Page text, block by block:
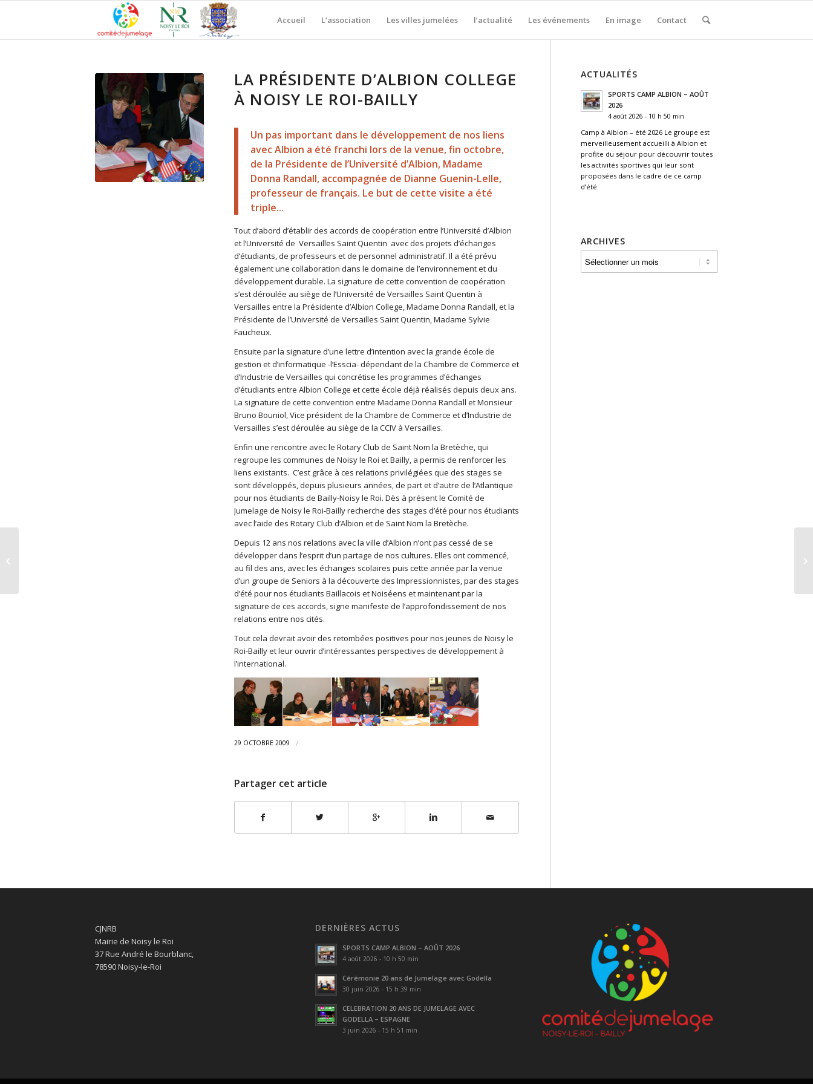
Accueil L’association Les villes jumelées l’actualité Les événements En image Contact
LA PRÉSIDENTE D’ALBION COLLEGE
À NOISY LE ROI-BAILLY
Un pas important dans le développement de nos liens
avec Albion a été franchi lors de la venue, fin octobre,
de la Présidente de l’Université d’Albion, Madame
Donna Randall, accompagnée de Dianne Guenin-Lelle,
professeur de français. Le but de cette visite a été
triple...
Tout d’abord d’établir des accords de coopération entre l’Université d’Albion
et l’Université de Versailles Saint Quentin avec des projets d’échanges
d’étudiants, de professeurs et de personnel administratif. Il a été prévu
également une collaboration dans le domaine de l’environnement et du
développement durable. La signature de cette convention de coopération
s’est déroulée au siège de l’Université de Versailles Saint Quentin à
Versailles entre la Présidente d’Albion College, Madame Donna Randall, et la
Présidente de l’Université de Versailles Saint Quentin, Madame Sylvie
Faucheux.
Ensuite par la signature d’une lettre d’intention avec la grande école de
gestion et d’informatique -l’Esscia- dépendant de la Chambre de Commerce et
d’Industrie de Versailles qui concrétise les programmes d’échanges
d’étudiants entre Albion College et cette école déjà réalisés depuis deux ans.
La signature de cette convention entre Madame Donna Randall et Monsieur
Bruno Bouniol, Vice président de la Chambre de Commerce et d’Industrie de
Versailles s’est déroulée au siège de la CCIV à Versailles.
Enfin une rencontre avec le Rotary Club de Saint Nom la Bretèche, qui
regroupe les communes de Noisy le Roi et Bailly, a permis de renforcer les
liens existants. C’est grâce à ces relations privilégiées que des stages se
sont développés, depuis plusieurs années, de part et d’autre de l’Atlantique
pour nos étudiants de Bailly-Noisy le Roi. Dès à présent le Comité de
Jumelage de Noisy le Roi-Bailly recherche des stages d’été pour nos étudiants
avec l’aide des Rotary Club d’Albion et de Saint Nom la Bretèche.
Depuis 12 ans nos relations avec la ville d’Albion n’ont pas cessé de se
développer dans l’esprit d’un partage de nos cultures. Elles ont commencé,
au fil des ans, avec les échanges scolaires puis cette année par la venue
d’un groupe de Seniors à la découverte des Impressionnistes, par des stages
d’été pour nos étudiants Baillacois et Noiséens et maintenant par la
signature de ces accords, signe manifeste de l’approfondissement de nos
relations entre nos cités.
Tout cela devrait avoir des retombées positives pour nos jeunes de Noisy le
Roi-Bailly et leur ouvrir d’intéressantes perspectives de développement à
l’international.
29 OCTOBRE 2009 /
Partager cet article
ACTUALITÉS
SPORTS CAMP ALBION – AOÛT
2026
4 août 2026 - 10 h 50 min
Camp à Albion – été 2026 Le groupe est
merveilleusement accueilli à Albion et
profite du séjour pour découvrir toutes
les activités sportives qui leur sont
proposées dans le cadre de ce camp
d’été
ARCHIVES
CJNRB
Mairie de Noisy le Roi
37 Rue André le Bourblanc,
78590 Noisy-le-Roi
DERNIÈRES ACTUS
SPORTS CAMP ALBION – AOÛT 2026
4 août 2026 - 10 h 50 min
Cérémonie 20 ans de Jumelage avec Godella
30 juin 2026 - 15 h 39 min
CELEBRATION 20 ANS DE JUMELAGE AVEC
GODELLA – ESPAGNE
3 juin 2026 - 15 h 51 min